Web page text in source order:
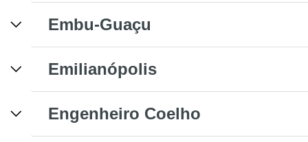
Embu-Guaçu
Emilianópolis
Engenheiro Coelho